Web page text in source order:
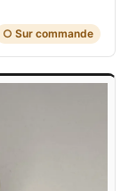
○ Sur commande